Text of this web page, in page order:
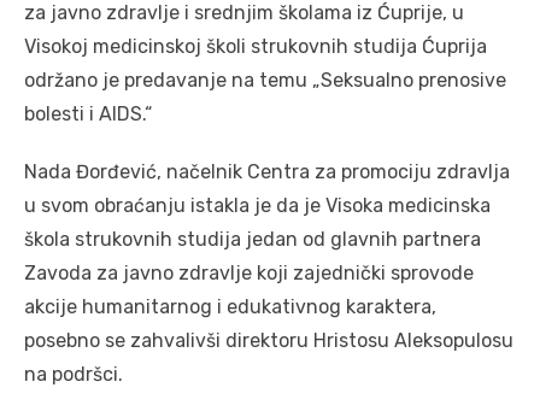
za javno zdravlje i srednjim školama iz Ćuprije, u
Visokoj medicinskoj školi strukovnih studija Ćuprija
održano je predavanje na temu „Seksualno prenosive
bolesti i AIDS.“
Nada Đorđević, načelnik Centra za promociju zdravlja
u svom obraćanju istakla je da je Visoka medicinska
škola strukovnih studija jedan od glavnih partnera
Zavoda za javno zdravlje koji zajednički sprovode
akcije humanitarnog i edukativnog karaktera,
posebno se zahvalivši direktoru Hristosu Aleksopulosu
na podršci.